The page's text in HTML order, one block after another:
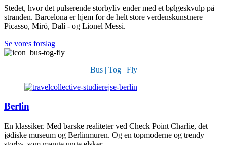
Stedet, hvor det pulserende storbyliv ender med et bølgeskvulp på
stranden. Barcelona er hjem for de helt store verdenskunstnere
Picasso, Miró, Dalí - og Lionel Messi.
Se vores forslag
Bus | Tog | Fly
Berlin
En klassiker. Med barske realiteter ved Check Point Charlie, det
jødiske museum og Berlinmuren. Og en topmoderne og trendy